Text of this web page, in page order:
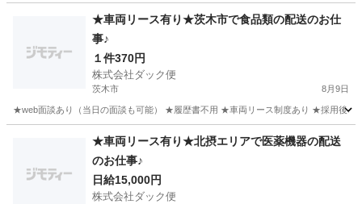
物流
★車両リース有り★茨木市で食品類の配送のお仕
事♪
１件370円
株式会社ダック便
茨木市 8月9日
★web面談あり（当日の面談も可能） ★履歴書不用 ★車両リース制度あり ★採用後、
物流
★車両リース有り★北摂エリアで医薬機器の配送
のお仕事♪
日給15,000円
株式会社ダック便